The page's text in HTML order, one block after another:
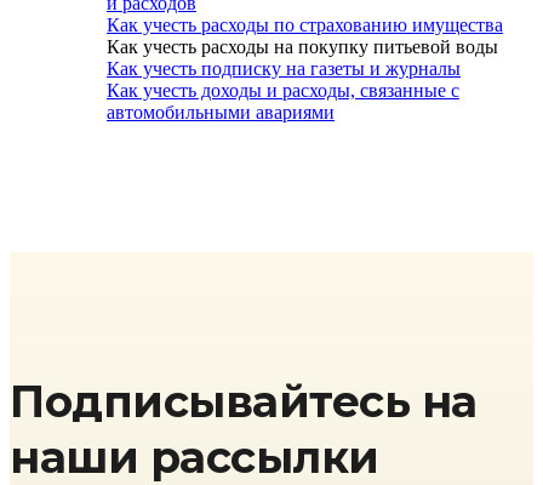
Как учесть расходы по страхованию имущества
Как учесть расходы на покупку питьевой воды
Как учесть подписку на газеты и журналы
Как учесть доходы и расходы, связанные с
автомобильными авариями
Подписывайтесь на
наши рассылки